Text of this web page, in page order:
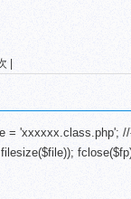
|
= 'xxxxxx.class.php';